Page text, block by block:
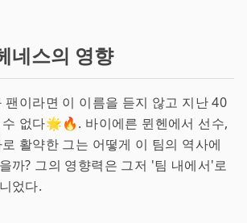
네스의 영향
팬이라면 이 이름을 듣지 않고 지난 40
없다🌟🔥. 바이에른 뮌헨에서 선수,
활약한 그는 어떻게 이 팀의 역사에
까? 그의 영향력은 그저 '팀 내에서'로
었다.